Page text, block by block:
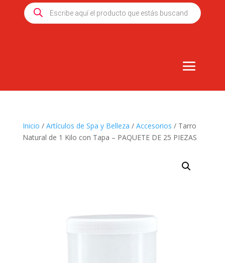
Products
search
Inicio / Artículos de Spa y Belleza / Accesorios / Tarro
Natural de 1 Kilo con Tapa – PAQUETE DE 25 PIEZAS